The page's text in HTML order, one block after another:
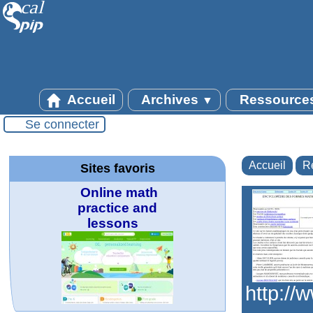
Accueil Archives ▼
Se connecter
Accueil
http://
Sites favoris
Online math
practice and
lessons